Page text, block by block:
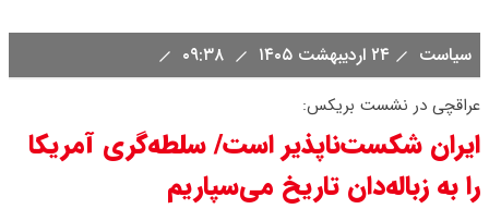
کوین چند؟ + جدول
قیمت طلای جهان امروز جمعه
۱۶مرداد۱۴۰۵ /هر اونس طلا چند ؟ +
سیاست ۲۴ اردیبهشت ۱۴۰۵
عراقچی در نشست بریکس:
ایران شکست‌ناپذیر است/ سلطه‌گری آمریکا
را به زباله‌دان تاریخ می‌سپاریم